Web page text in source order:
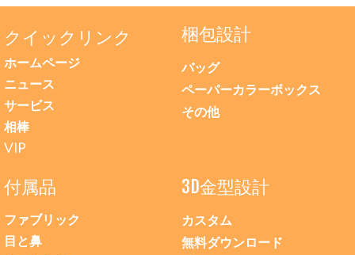
クイックリンク
ホームページ
ニュース
サービス
相棒
VIP
梱包設計
バッグ
ペーパーカラーボックス
その他
付属品
ファブリック
目と鼻
3D金型設計
カスタム
無料ダウンロード